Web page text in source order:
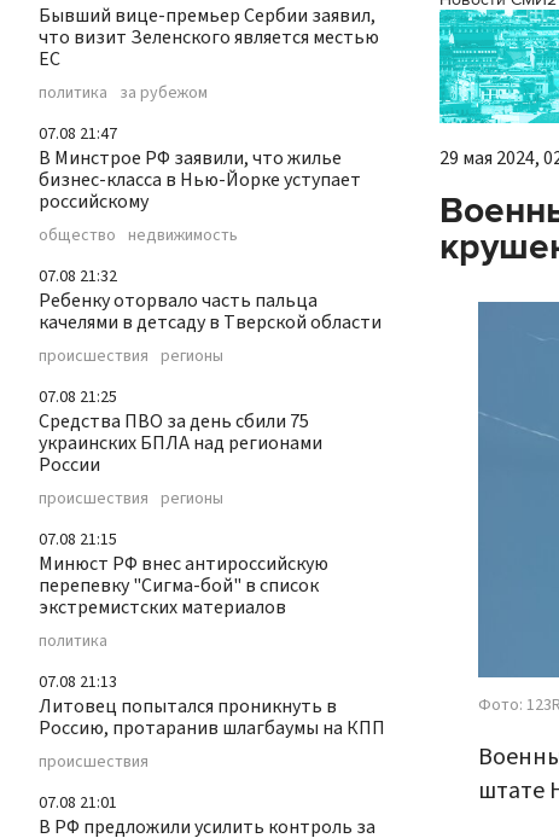
Бывший вице-премьер Сербии заявил,
что визит Зеленского является местью
ЕС
политика за рубежом
07.08 21:47
В Минстрое РФ заявили, что жилье
бизнес-класса в Нью-Йорке уступает
российскому
общество недвижимость
07.08 21:32
Ребенку оторвало часть пальца
качелями в детсаду в Тверской области
происшествия регионы
07.08 21:25
Средства ПВО за день сбили 75
украинских БПЛА над регионами
России
происшествия регионы
07.08 21:15
Минюст РФ внес антироссийскую
перепевку "Сигма-бой" в список
экстремистских материалов
политика
07.08 21:13
Литовец попытался проникнуть в
Россию, протаранив шлагбаумы на КПП
происшествия
07.08 21:01
В РФ предложили усилить контроль за
29 мая 2024,
Фото:
штате